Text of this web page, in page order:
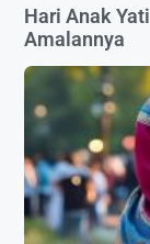
Hari Anak
Amalannya